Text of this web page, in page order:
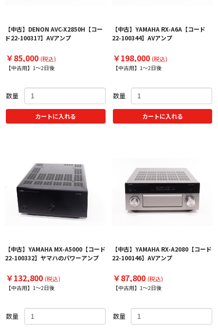
【中古】DENON AVC-X2850H【コー
ド22-100317】AVアンプ
￥85,000 (税込)
【中古用】1～2日後
数量
カートに入れる
【中古】YAMAHA RX-A6A【コード
22-100344】AVアンプ
￥198,000 (税込)
【中古用】1～2日後
数量
カートに入れる
【中古】YAMAHA MX-A5000【コード
22-100332】ヤマハのパワーアンプ
￥132,800 (税込)
【中古用】1～2日後
数量
【中古】YAMAHA RX-A2080【コード
22-100146】AVアンプ
￥87,800 (税込)
【中古用】1～2日後
数量